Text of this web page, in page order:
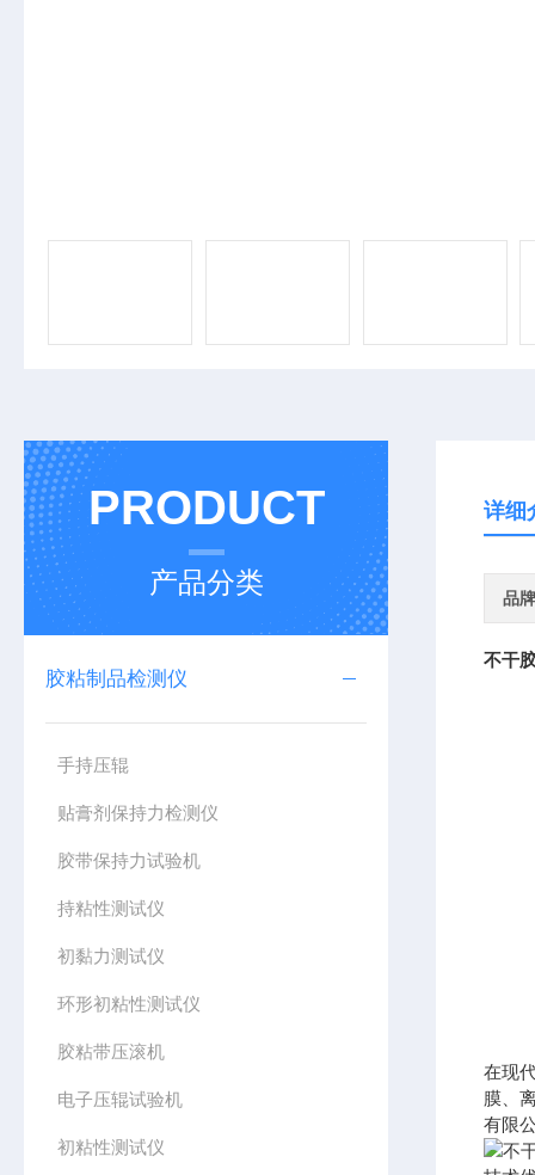
PRODUCT
产品分类
胶粘制品检测仪
手持压辊
贴膏剂保持力检测仪
胶带保持力试验机
持粘性测试仪
初黏力测试仪
环形初粘性测试仪
胶粘带压滚机
电子压辊试验机
初粘性测试仪
详细
品牌
不干
在现
膜、
有限